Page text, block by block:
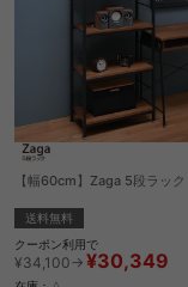
【幅60cm】Zaga 5段ラック
送料無料
クーポン利用で
¥34,100→ ¥30,349